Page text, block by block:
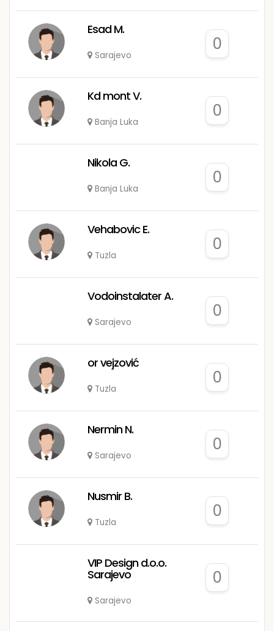
Esad M.
Sarajevo
0
Kd mont V.
Banja Luka
0
Nikola G.
Banja Luka
0
Vehabovic E.
Tuzla
0
Vodoinstalater A.
Sarajevo
0
or vejzović
Tuzla
0
Nermin N.
Sarajevo
0
Nusmir B.
Tuzla
0
VIP Design d.o.o.
Sarajevo
Sarajevo
0